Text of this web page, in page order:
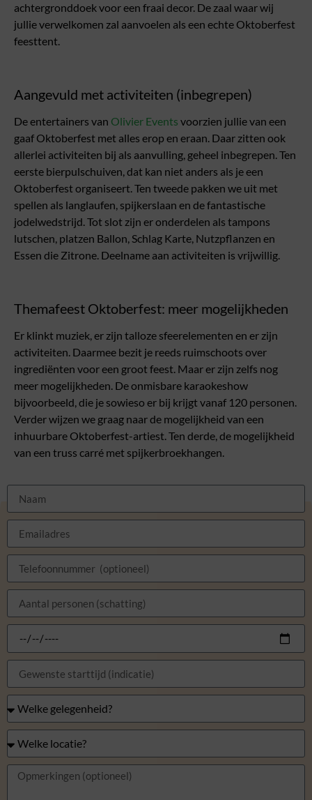
achtergronddoek voor een fraai decor. De zaal waar wij
jullie verwelkomen zal aanvoelen als een echte Oktoberfest
feesttent.
Aangevuld met activiteiten (inbegrepen)
De entertainers van Olivier Events voorzien jullie van een
gaaf Oktoberfest met alles erop en eraan. Daar zitten ook
allerlei activiteiten bij als aanvulling, geheel inbegrepen. Ten
eerste bierpulschuiven, dat kan niet anders als je een
Oktoberfest organiseert. Ten tweede pakken we uit met
spellen als langlaufen, spijkerslaan en de fantastische
jodelwedstrijd. Tot slot zijn er onderdelen als tampons
lutschen, platzen Ballon, Schlag Karte, Nutzpflanzen en
Essen die Zitrone. Deelname aan activiteiten is vrijwillig.
Themafeest Oktoberfest: meer mogelijkheden
Er klinkt muziek, er zijn talloze sfeerelementen en er zijn
activiteiten. Daarmee bezit je reeds ruimschoots over
ingrediënten voor een groot feest. Maar er zijn zelfs nog
meer mogelijkheden. De onmisbare karaokeshow
bijvoorbeeld, die je sowieso er bij krijgt vanaf 120 personen.
Verder wijzen we graag naar de mogelijkheid van een
inhuurbare Oktoberfest-artiest. Ten derde, de mogelijkheid
van een truss carré met spijkerbroekhangen.